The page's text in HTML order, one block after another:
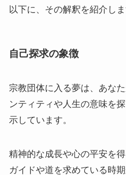
以下に、その解釈を紹介しま
自己探求の象徴
宗教団体に入る夢は、あな
ンティティや人生の意味を
示しています。
精神的な成長や心の平安を
ガイドや道を求めている時期